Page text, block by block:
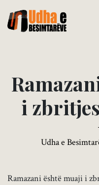
Ramazan
i zbritjes
Udha e
Ramazani është muaji i